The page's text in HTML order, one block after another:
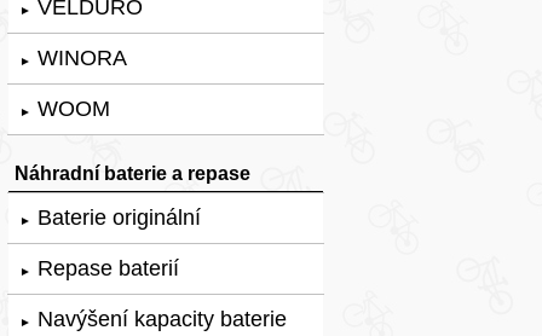
► VELDURO
► WINORA
► WOOM
Náhradní baterie a repase
► Baterie originální
► Repase baterií
► Navýšení kapacity baterie